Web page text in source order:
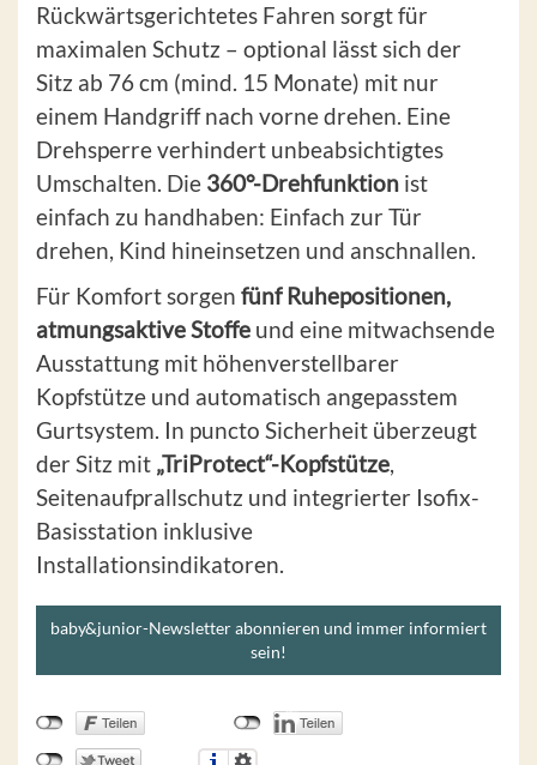
Rückwärtsgerichtetes Fahren sorgt für
maximalen Schutz – optional lässt sich der
Sitz ab 76 cm (mind. 15 Monate) mit nur
einem Handgriff nach vorne drehen. Eine
Drehsperre verhindert unbeabsichtigtes
Umschalten. Die 360°-Drehfunktion ist
einfach zu handhaben: Einfach zur Tür
drehen, Kind hineinsetzen und anschnallen.
Für Komfort sorgen fünf Ruhepositionen,
atmungsaktive Stoffe und eine mitwachsende
Ausstattung mit höhenverstellbarer
Kopfstütze und automatisch angepasstem
Gurtsystem. In puncto Sicherheit überzeugt
der Sitz mit „TriProtect“-Kopfstütze,
Seitenaufprallschutz und integrierter Isofix-
Basisstation inklusive
Installationsindikatoren.
baby&junior-Newsletter abonnieren und immer informiert
sein!